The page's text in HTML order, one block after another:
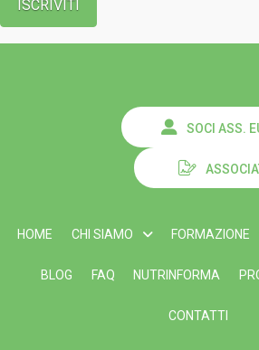
SOCI ASS.
HOME CHI SIAMO FORMAZIONE
BLOG FAQ NUTRINFORMA
CONTATTI